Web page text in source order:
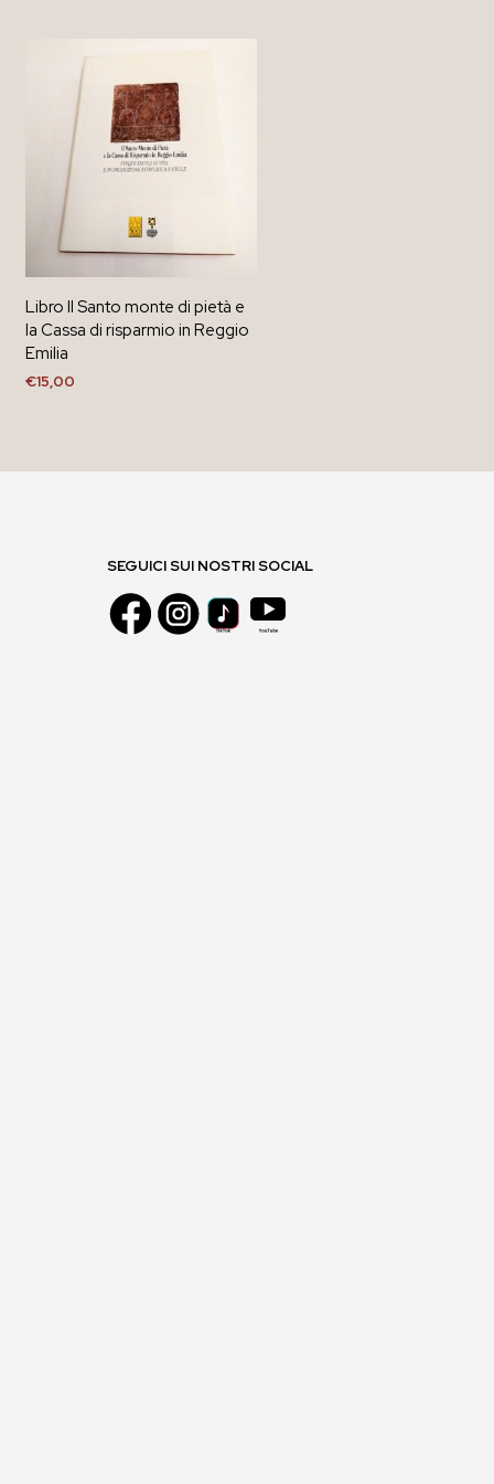
Libro Il Santo monte di pietà e
la Cassa di risparmio in Reggio
Emilia
€15,00
SEGUICI SUI NOSTRI SOCIAL